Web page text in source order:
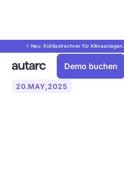
⭐ Neu: Kühllastrechner für Klimaanlagen.
Demo buchen
20.MAY,2025